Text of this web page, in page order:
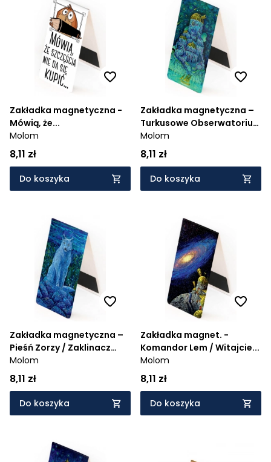
Zakładka magnetyczna -
Mówią, że...
Molom
8,11 zł
Do koszyka
Zakładka magnetyczna –
Turkusowe Obserwatorium
/ Perseidy nad Krakowem
Molom
8,11 zł
Do koszyka
Zakładka magnetyczna –
Pieśń Zorzy / Zaklinacz
Tygrysów Noc
Molom
8,11 zł
Do koszyka
Zakładka magnet. -
Komandor Lem / Witajcie...
Molom
8,11 zł
Do koszyka